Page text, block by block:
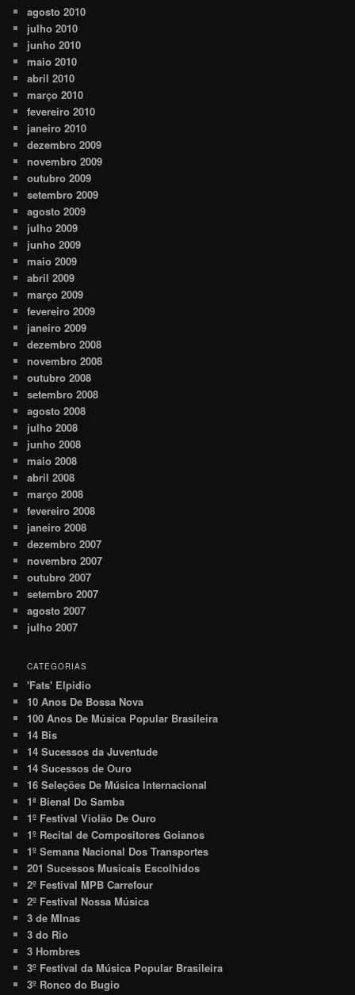
agosto 2010
julho 2010
junho 2010
maio 2010
abril 2010
março 2010
fevereiro 2010
janeiro 2010
dezembro 2009
novembro 2009
outubro 2009
setembro 2009
agosto 2009
julho 2009
junho 2009
maio 2009
abril 2009
março 2009
fevereiro 2009
janeiro 2009
dezembro 2008
novembro 2008
outubro 2008
setembro 2008
agosto 2008
julho 2008
junho 2008
maio 2008
abril 2008
março 2008
fevereiro 2008
janeiro 2008
dezembro 2007
novembro 2007
outubro 2007
setembro 2007
agosto 2007
julho 2007
CATEGORIAS
'Fats' Elpidio
10 Anos De Bossa Nova
100 Anos De Música Popular Brasileira
14 Bis
14 Sucessos da Juventude
14 Sucessos de Ouro
16 Seleções De Música Internacional
1ª Bienal Do Samba
1º Festival Violão De Ouro
1º Recital de Compositores Goianos
1º Semana Nacional Dos Transportes
201 Sucessos Musicais Escolhidos
2º Festival MPB Carrefour
2º Festival Nossa Música
3 de MInas
3 do Rio
3 Hombres
3º Festival da Música Popular Brasileira
3º Ronco do Bugio